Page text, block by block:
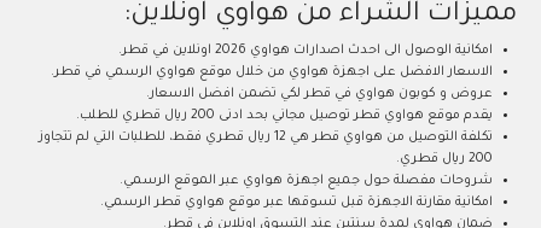
مميزات الشراء من هواوي اونلاين:
امكانية الوصول الى احدث اصدارات هواوي 2026 اونلاين في قطر.
الاسعار الافضل على اجهزة هواوي من خلال موقع هواوي الرسمي في قطر.
عروض و كوبون هواوي في قطر لكي تضمن افضل الاسعار.
يقدم موقع هواوي قطر توصيل مجاني بحد ادنى 200 ريال قطري للطلب.
تكلفة التوصيل من هواوي قطر هي 12 ريال قطري فقط، للطلبات التي لم تتجاوز
200 ريال قطري.
شروحات مفصلة حول جميع اجهزة هواوي عبر الموقع الرسمي.
امكانية مقارنة الاجهزة قبل تسوقها عبر موقع هواوي قطر الرسمي.
ضمان هواوي لمدة سنتين عند التسوق اونلاين في قطر.